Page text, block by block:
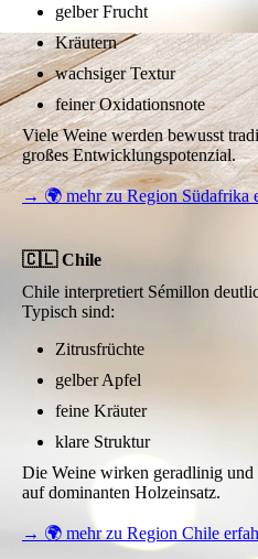
gelber Frucht
Kräutern
wachsiger Textur
feiner Oxidationsnote
Viele Weine werden bewusst
großes Entwicklungspotenzial.
→ 🌍 mehr zu Region Südafrika
🇨🇱 Chile
Chile interpretiert Sémillon
Typisch sind:
Zitrusfrüchte
gelber Apfel
feine Kräuter
klare Struktur
Die Weine wirken geradlinig und
auf dominanten Holzeinsatz.
→ 🌍 mehr zu Region Chile